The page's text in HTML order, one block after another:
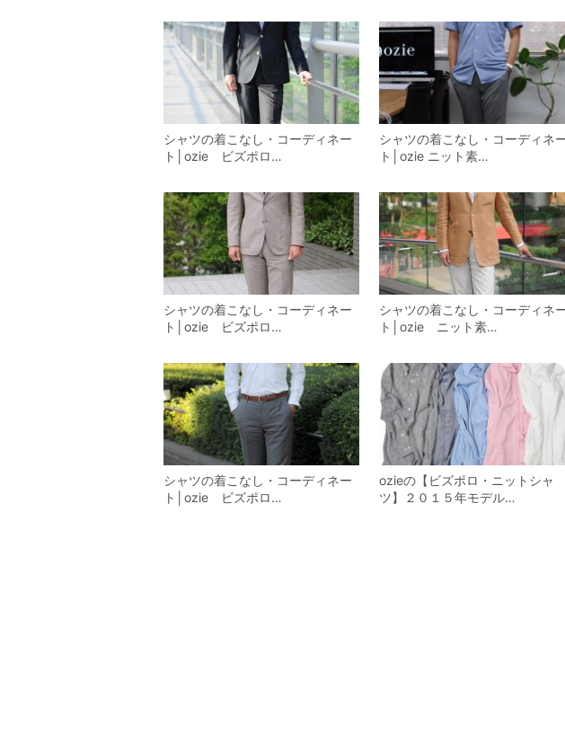
シャツの着こなし・コーディネー
ト│ozie ビズポロ…
シャツの着こなし・コーディネ
ト│ozie ニット素…
シャツの着こなし・コーディネー
ト│ozie ビズポロ…
シャツの着こなし・コーディネ
ト│ozie ニット素…
シャツの着こなし・コーディネー
ト│ozie ビズポロ…
ozieの【ビズポロ・ニットシャ
ツ】２０１５年モデル…